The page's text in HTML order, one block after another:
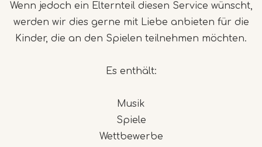
Wenn jedoch ein Elternteil diesen Service wünscht,
werden wir dies gerne mit Liebe anbieten für die
Kinder, die an den Spielen teilnehmen möchten.
Es enthält:
Musik
Spiele
Wettbewerbe